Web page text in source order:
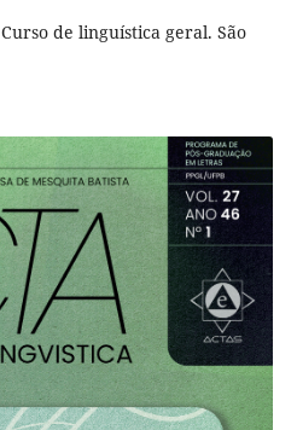
de linguística geral. São